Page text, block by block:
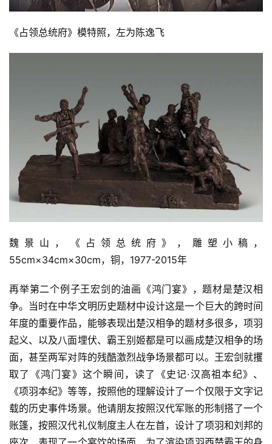
《占领总统府》模特照，左为陈逸飞
魏景山，《占领总统府》，雕塑小稿，
55cm×34cm×30cm，铜，1977-2015年
再举第二个例子王宏剑的油画《鸿门宴》，题材是楚汉相
争。当时在中华文明历史题材中设计这是一个巨大的跨时间
年度的重要作品，能够表现出楚汉相争的题材多很多，项羽
起义、以及八面埋伏、霸王别姬都是可以画成楚汉相争的场
面，甚至两军对阵的残酷激烈战争场景都可以。王宏剑就攫
取了《鸿门宴》这个瞬间，读了《史记·汉高祖本纪》、
《项羽本纪》等等，按照他的理解设计了一个仅限于文字记
载的历史事件场景。他请朋友按照汉代军账的形制搭了一个
账篷，按照汉代礼仪制度主人在左首，设计了项羽和刘邦的